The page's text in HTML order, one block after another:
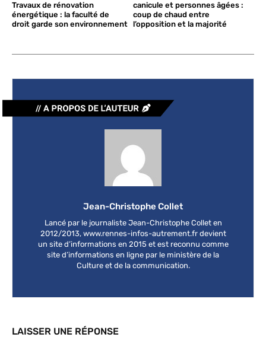
Travaux de rénovation
énergétique : la faculté de
droit garde son environnement
canicule et personnes âgées :
coup de chaud entre
l’opposition et la majorité
Jean-Christophe Collet
Lancé par le journaliste Jean-Christophe Collet en
2012/2013, www.rennes-infos-autrement.fr devient
un site d’informations en 2015 et est reconnu comme
site d’informations en ligne par le ministère de la
Culture et de la communication.
LAISSER UNE RÉPONSE